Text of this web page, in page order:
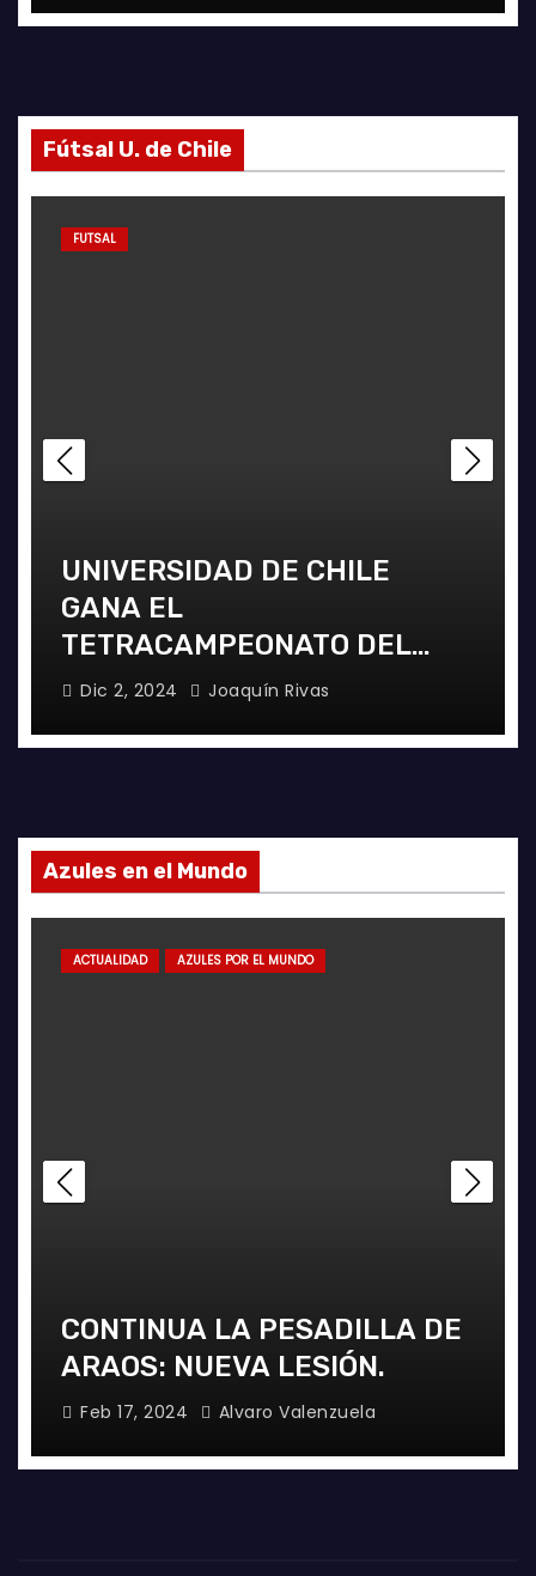
Fútsal U. de Chile
FUTSAL
UNIVERSIDAD DE CHILE
GANA EL
TETRACAMPEONATO DEL
FUTSAL FEMENINO
Dic 2, 2024 Joaquín Rivas
Azules en el Mundo
ACTUALIDAD AZULES POR EL MUNDO
CONTINUA LA PESADILLA DE
ARAOS: NUEVA LESIÓN.
Feb 17, 2024 Alvaro Valenzuela